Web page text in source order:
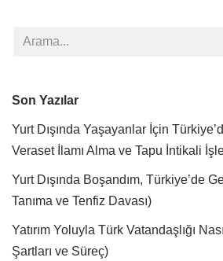
Son Yazılar
Yurt Dışında Yaşayanlar İçin
Veraset İlamı Alma ve Tapu İntikali
Yurt Dışında Boşandım, Türkiye’de
Tanıma ve Tenfiz Davası)
Yatırım Yoluyla Türk Vatandaşlığı
Şartları ve Süreç)